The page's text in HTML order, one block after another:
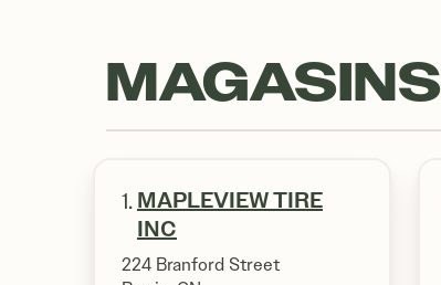
1. MAPLEVIEW TIRE
INC
224 Branford Street